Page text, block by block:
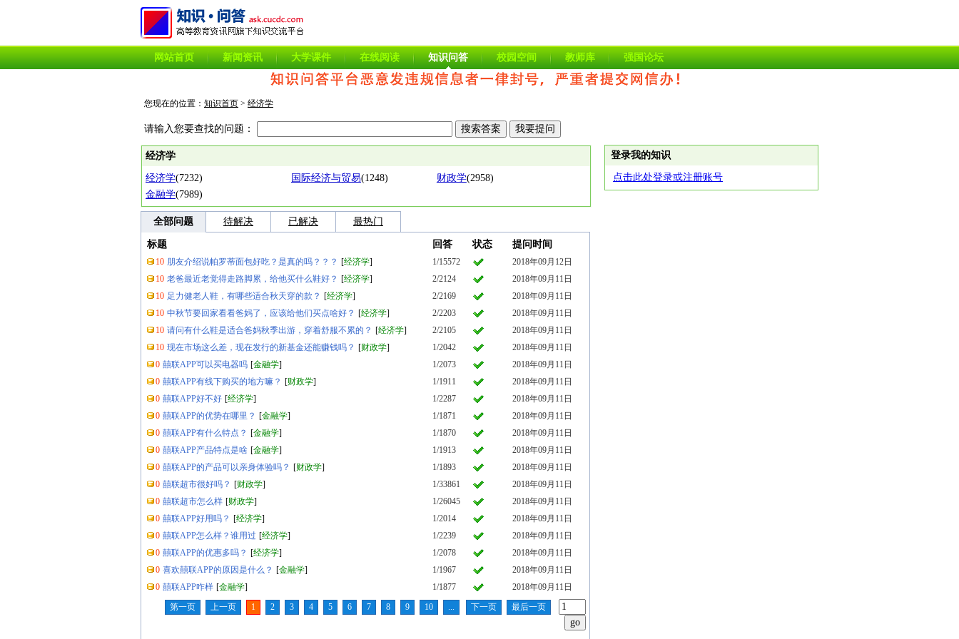
网站首页 新闻资讯 大学课件 在线阅读 知识问答 校园空间 教师库 强国论坛
您现在的位置： 知识首页 > 经济学
请输入您要查找的问题：
经济学
经济学(7232) 国际经济与贸易(1248) 财政学(2958)
金融学(7989)
全部问题 待解决 已解决 最热门
标题 回答 状态 提问时间
10 朋友介绍说帕罗蒂面包好吃？是真的吗？？？ [经济学] 1/15572
2018年09月12日
10 老爸最近老觉得走路脚累，给他买什么鞋好？ [经济学] 2/2124
2018年09月11日
10 足力健老人鞋，有哪些适合秋天穿的款？ [经济学] 2/2169
2018年09月11日
10 中秋节要回家看看爸妈了，应该给他们买点啥好？ [经济学] 2/2203
2018年09月11日
10 请问有什么鞋是适合爸妈秋季出游，穿着舒服不累的？ [经济学] 2/2105
2018年09月11日
10 现在市场这么差，现在发行的新基金还能赚钱吗？ [财政学] 1/2042
2018年09月11日
0 囍联APP可以买电器吗 [金融学] 1/2073
2018年09月11日
0 囍联APP有线下购买的地方嘛？ [财政学] 1/1911
2018年09月11日
0 囍联APP好不好 [经济学] 1/2287
2018年09月11日
0 囍联APP的优势在哪里？ [金融学] 1/1871
2018年09月11日
0 囍联APP有什么特点？ [金融学] 1/1870
2018年09月11日
0 囍联APP产品特点是啥 [金融学] 1/1913
2018年09月11日
0 囍联APP的产品可以亲身体验吗？ [财政学] 1/1893
2018年09月11日
0 囍联超市很好吗？ [财政学] 1/33861
2018年09月11日
0 囍联超市怎么样 [财政学] 1/26045
2018年09月11日
0 囍联APP好用吗？ [经济学] 1/2014
2018年09月11日
0 囍联APP怎么样？谁用过 [经济学] 1/2239
2018年09月11日
0 囍联APP的优惠多吗？ [经济学] 1/2078
2018年09月11日
0 喜欢囍联APP的原因是什么？ [金融学] 1/1967
2018年09月11日
0 囍联APP咋样 [金融学] 1/1877
2018年09月11日
第一页
上一页 1 2 3 4 5 6 7 8 9 10 ... 下一页 最后一页
登录我的知识
点击此处登录或注册账号